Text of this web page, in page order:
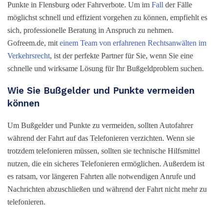
Punkte in Flensburg oder Fahrverbote. Um im Fall der Fälle
möglichst schnell und effizient vorgehen zu können, empfiehlt es
sich, professionelle Beratung in Anspruch zu nehmen.
Gofreem.de, mit einem Team von erfahrenen Rechtsanwälten im
Verkehrsrecht, ist der perfekte Partner für Sie, wenn Sie eine
schnelle und wirksame Lösung für Ihr Bußgeldproblem suchen.
Wie Sie Bußgelder und Punkte vermeiden
können
Um Bußgelder und Punkte zu vermeiden, sollten Autofahrer
während der Fahrt auf das Telefonieren verzichten. Wenn sie
trotzdem telefonieren müssen, sollten sie technische Hilfsmittel
nutzen, die ein sicheres Telefonieren ermöglichen. Außerdem ist
es ratsam, vor längeren Fahrten alle notwendigen Anrufe und
Nachrichten abzuschließen und während der Fahrt nicht mehr zu
telefonieren.